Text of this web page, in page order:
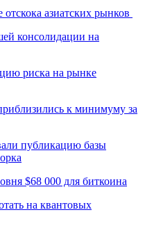
азиатских рынков
консолидации на
риска на рынке
к минимуму за
публикацию базы
$68 000 для биткоина
на квантовых